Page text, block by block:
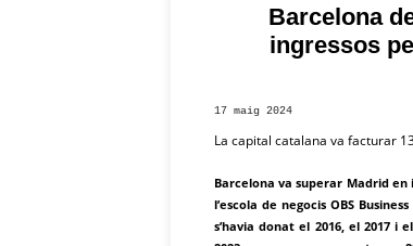
Barcelona
ingressos
17 maig 2024
La capital catalana va facturar
Barcelona va superar Madrid en
l’escola de negocis OBS
s’havia donat el 2016, el 2017 i